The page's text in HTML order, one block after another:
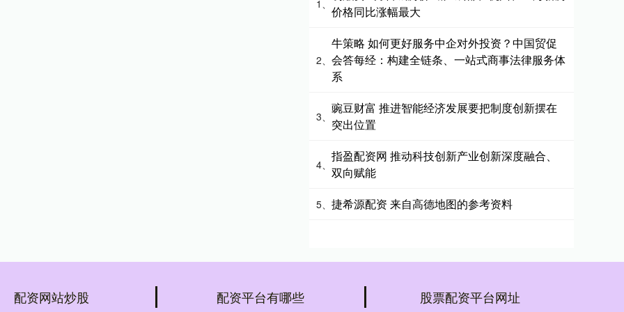
1、
价格同比涨幅最大
2、
牛策略 如何更好服务中企对外投资？中国贸促
会答每经：构建全链条、一站式商事法律服务体
系
3、
豌豆财富 推进智能经济发展要把制度创新摆在
突出位置
4、
指盈配资网 推动科技创新产业创新深度融合、
双向赋能
5、 捷希源配资 来自高德地图的参考资料
配资网站炒股 配资平台有哪些 股票配资平台网址